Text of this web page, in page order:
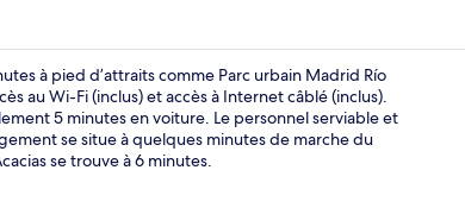
Coin salon du hall
à pied d’attraits comme Parc urbain Madrid Río
au Wi-Fi (inclus) et accès à Internet câblé (inclus).
5 minutes en voiture. Le personnel serviable et
se situe à quelques minutes de marche du
se trouve à 6 minutes.